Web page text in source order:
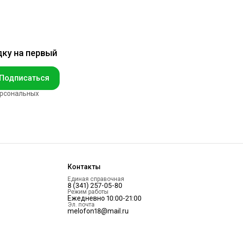
на первый
Подписаться
Контакты
Единая справочная
8 (341) 257-05-80
Режим работы
Ежедневно 10:00-21:00
Эл. почта
melofon18@mail.ru